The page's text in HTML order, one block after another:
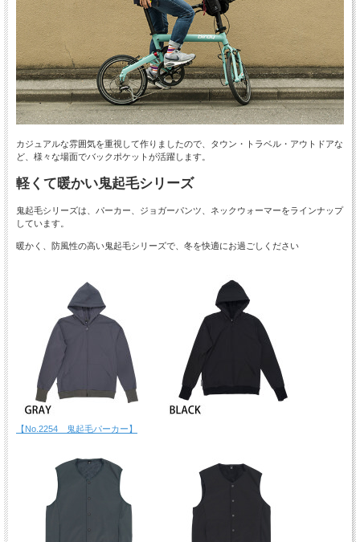
カジュアルな雰囲気を重視して作りましたので、タウン・トラベル・アウトドアな
ど、様々な場面でバックポケットが活躍します。
軽くて暖かい鬼起毛シリーズ
鬼起毛シリーズは、パーカー、ジョガーパンツ、ネックウォーマーをラインナップ
しています。
暖かく、防風性の高い鬼起毛シリーズで、冬を快適にお過ごしください
【No.2254 鬼起毛パーカー】